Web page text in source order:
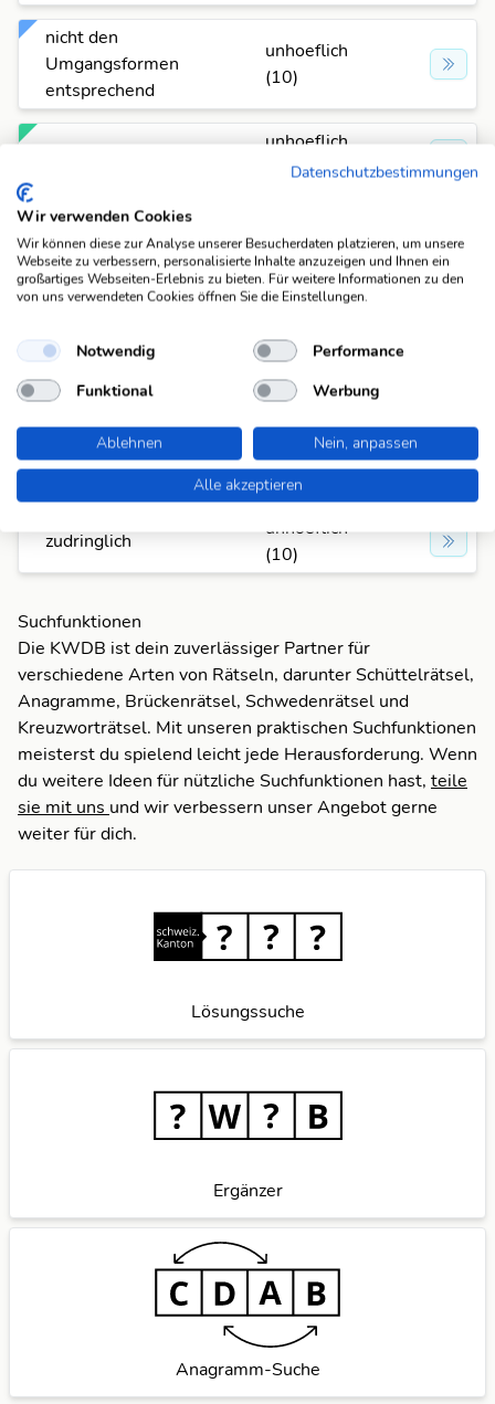
nicht den
Umgangsformen
entsprechend
unhoeflich
(10)
unhoeflich
(10)
plump
(10)
rüde
unhoeflich
ungehobelt
unhoeflich
(10)
ungehörig
unhoeflich
(10)
zudringlich
unhoeflich
(10)
Suchfunktionen
Die KWDB ist dein zuverlässiger Partner für
verschiedene Arten von Rätseln, darunter Schüttelrätsel,
Anagramme, Brückenrätsel, Schwedenrätsel und
Kreuzworträtsel. Mit unseren praktischen Suchfunktionen
meisterst du spielend leicht jede Herausforderung. Wenn
du weitere Ideen für nützliche Suchfunktionen hast, teile
sie mit uns und wir verbessern unser Angebot gerne
weiter für dich.
Lösungssuche
Ergänzer
Anagramm-Suche
Datenschutzbestimmungen
Wir verwenden Cookies
Wir können diese zur Analyse unserer Besucherdaten platzieren, um unsere
Webseite zu verbessern, personalisierte Inhalte anzuzeigen und Ihnen ein
großartiges Webseiten-Erlebnis zu bieten. Für weitere Informationen zu den
von uns verwendeten Cookies öffnen Sie die Einstellungen.
Notwendig
Performance
Funktional
Werbung
Ablehnen
Nein, anpassen
Alle akzeptieren